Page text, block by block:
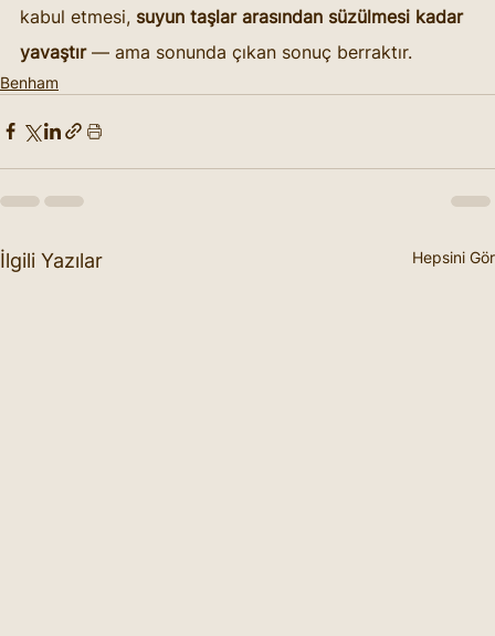
kabul etmesi, suyun taşlar arasından süzülmesi kadar
yavaştır — ama sonunda çıkan sonuç berraktır.
Benham
İlgili Yazılar Hepsini Gör